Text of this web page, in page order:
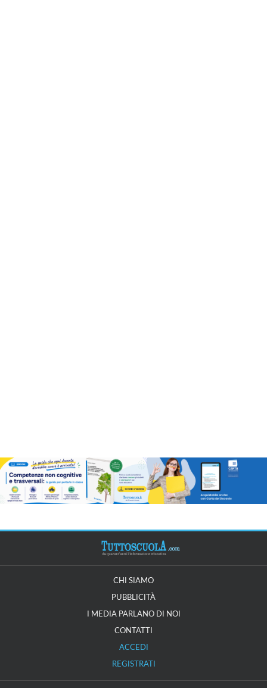
CHI SIAMO
PUBBLICITÀ
I MEDIA PARLANO DI NOI
CONTATTI
ACCEDI
REGISTRATI